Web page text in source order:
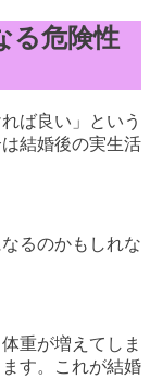
る危険性
ば良い」という
結婚後の実生活
るのかもしれな
重が増えてしま
す。これが結婚